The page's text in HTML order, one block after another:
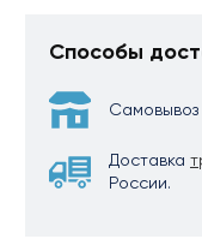
Способы
Доставка
России.